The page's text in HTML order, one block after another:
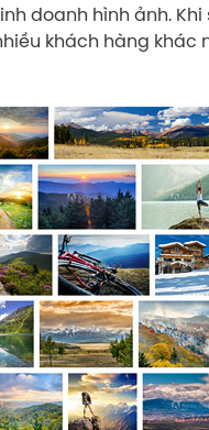
doanh hình ảnh.
khách hàng khác